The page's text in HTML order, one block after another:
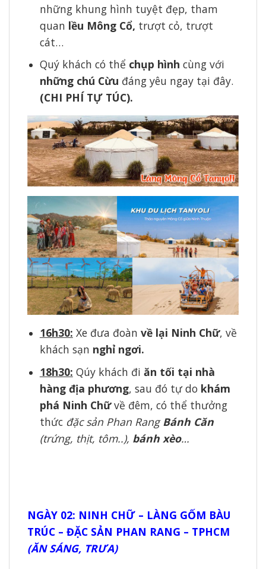
những khung hình tuyệt đẹp, tham
quan lều Mông Cổ, trượt cỏ, trượt
cát…
Quý khách có thể chụp hình cùng với
những chú Cừu đáng yêu ngay tại đây.
(CHI PHÍ TỰ TÚC).
16h30: Xe đưa đoàn về lại Ninh Chữ, về
khách sạn nghỉ ngơi.
18h30: Qúy khách đi ăn tối tại nhà
hàng địa phương, sau đó tự do khám
phá Ninh Chữvề đêm, có thể thưởng
thức đặc sản Phan RangBánh Căn
(trứng, thịt, tôm..), bánh xèo…
NGÀY 02: NINH CHỮ – LÀNG GỐM BÀU
TRÚC – ĐẶC SẢN PHAN RANG – TPHCM
(ĂN SÁNG, TRƯA)